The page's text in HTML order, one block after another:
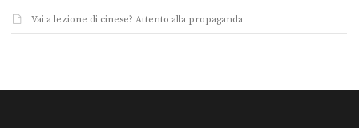
Vai a lezione di cinese? Attento alla propaganda